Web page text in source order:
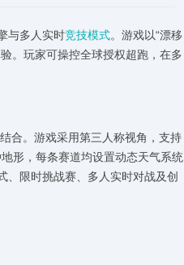
与多人实时竞技模式。游戏以“漂移
。玩家可操控全球授权超跑，在多
合。游戏采用第三人称视角，支持
形，每条赛道均设置动态天气系统
、限时挑战赛、多人实时对战及创